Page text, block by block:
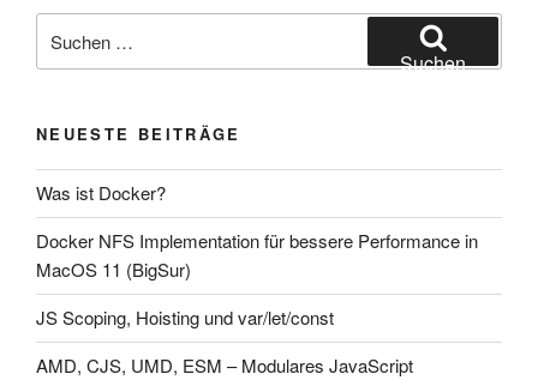
nach:
Suchen
NEUESTE BEITRÄGE
Was ist Docker?
Docker NFS Implementation für bessere Performance in
MacOS 11 (BigSur)
JS Scoping, Hoisting und var/let/const
AMD, CJS, UMD, ESM – Modulares JavaScript